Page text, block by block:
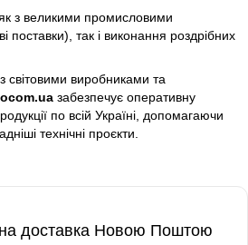
з великими промисловими
поставки), так і виконання роздрібних
світовими виробниками та
забезпечує оперативну
по всій Україні, допомагаючи
технічні проєкти.
доставка Новою Поштою